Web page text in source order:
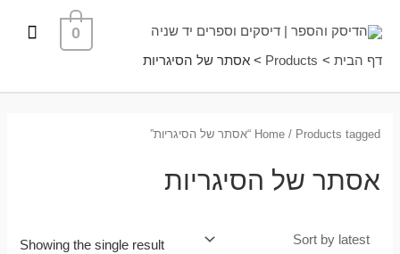
0
דף הבית Products אסתר של הסיגריות
Home/ Products tagged “אסתר של הסיגריות”
אסתר של הסיגריות
Showing the single result